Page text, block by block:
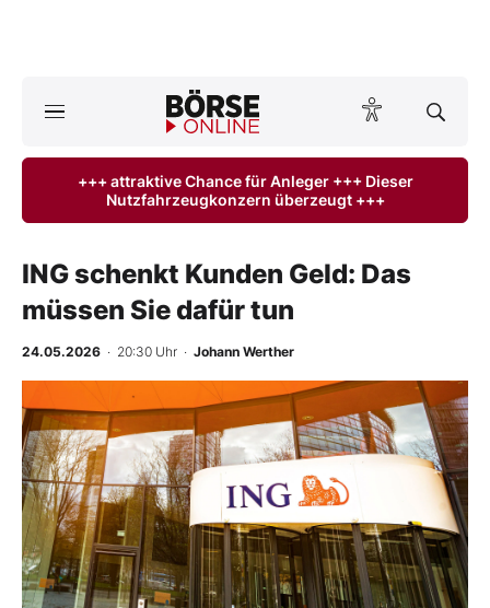
ktuelle Ausgabe BÖRSE ONLINE lesen
Finanz-Check
BO-Musterdepots
Experten
Mein B:O
+++ attraktive Chance für Anleger +++ Dieser
Nutzfahrzeugkonzern überzeugt +++
ING schenkt Kunden Geld: Das
müssen Sie dafür tun
24.05.2026 · 20:30 Uhr · Johann Werther